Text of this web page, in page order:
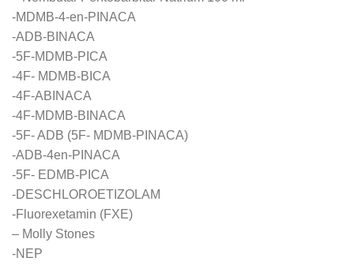
-MDMB-4-en-PINACA
-ADB-BINACA
-5F-MDMB-PICA
-4F- MDMB-BICA
-4F-ABINACA
-4F-MDMB-BINACA
-5F- ADB (5F- MDMB-PINACA)
-ADB-4en-PINACA
-5F- EDMB-PICA
-DESCHLOROETIZOLAM
-Fluorexetamin (FXE)
– Molly Stones
-NEP